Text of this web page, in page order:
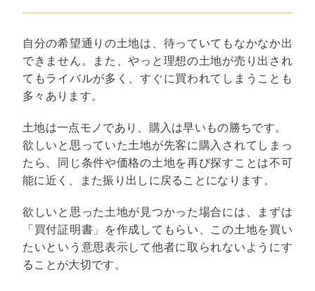
自分の希望通りの土地は、待っていてもなかなか出
できません。また、やっと理想の土地が売り出され
てもライバルが多く、すぐに買われてしまうことも
多々あります。
土地は一点モノであり、購入は早いもの勝ちです。
欲しいと思っていた土地が先客に購入されてしまっ
たら、同じ条件や価格の土地を再び探すことは不可
能に近く、また振り出しに戻ることになります。
欲しいと思った土地が見つかった場合には、まずは
「買付証明書」を作成してもらい、この土地を買い
たいという意思表示して他者に取られないようにす
ることが大切です。